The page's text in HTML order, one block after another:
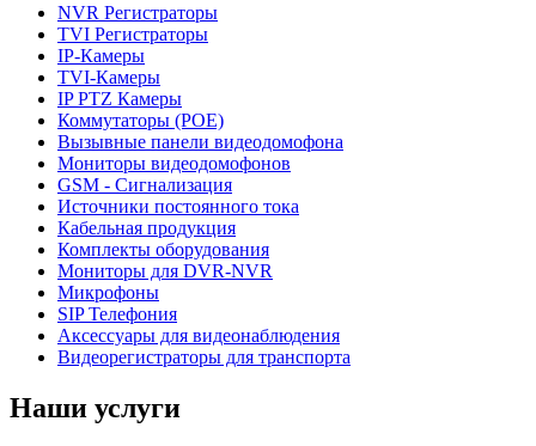
NVR Регистраторы
TVI Регистраторы
IP-Камеры
TVI-Камеры
IP PTZ Камеры
Коммутаторы (POE)
Вызывные панели видеодомофона
Мониторы видеодомофонов
GSM - Сигнализация
Источники постоянного тока
Кабельная продукция
Комплекты оборудования
Мониторы для DVR-NVR
Микрофоны
SIP Телефония
Аксессуары для видеонаблюдения
Видеорегистраторы для транспорта
Наши услуги